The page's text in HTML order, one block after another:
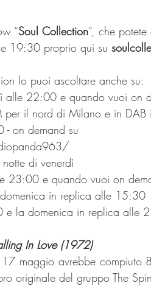
“Soul Collection”, che
19:30 proprio qui su
lo puoi ascoltare anche su:
alle 22:00 e quando vuoi on
il nord di Milano e in DAB
on demand su
di venerdì
23:00 e quando vuoi on
in replica alle 15:30
e la domenica in replica alle
In Love (1972)
17 maggio avrebbe
originale del gruppo The